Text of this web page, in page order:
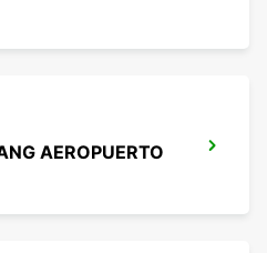
AEROPUERTO